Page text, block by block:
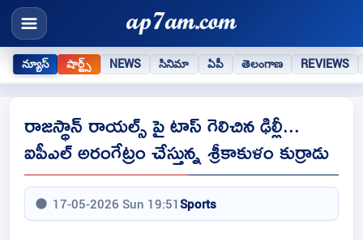
న్యూస్ షార్ట్స్ NEWS సినిమా ఏపీ తెలంగాణ REVIEWS
రాజస్థాన్ రాయల్స్ పై టాస్ గెలిచిన ఢిల్లీ...
ఐపీఎల్ అరంగేట్రం చేస్తున్న శ్రీకాకుళం కుర్రాడు
17-05-2026 Sun 19:51Sports